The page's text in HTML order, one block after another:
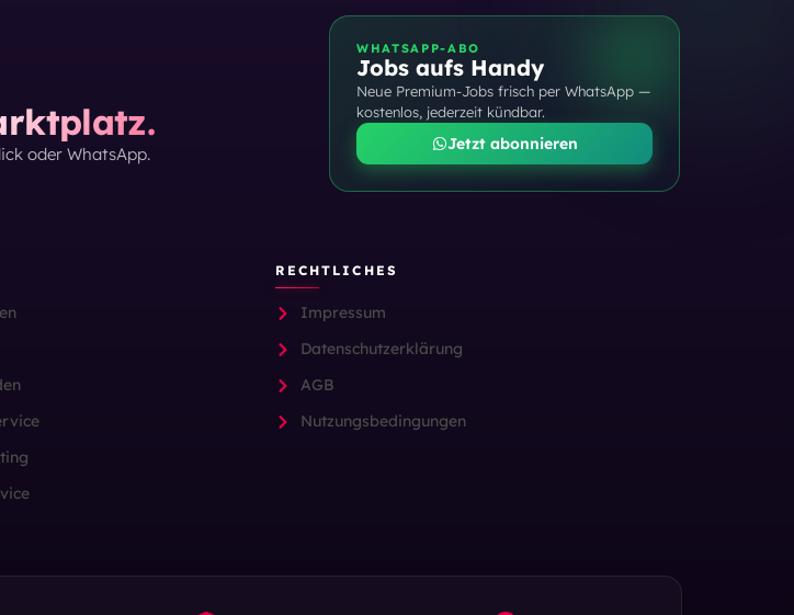
oder WhatsApp.
WHATSAPP-ABO
Jobs aufs Handy
Neue Premium-Jobs frisch per WhatsApp —
kostenlos, jederzeit kündbar.
Jetzt abonnieren
RECHTLICHES
Impressum
Datenschutzerklärung
AGB
Nutzungsbedingungen